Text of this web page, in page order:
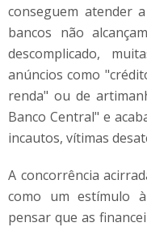
conseguem atender
bancos não
descomplicado,
anúncios como
renda" ou de
Banco Central" e
incautos, vítimas
A concorrência
como um estímulo
pensar que as